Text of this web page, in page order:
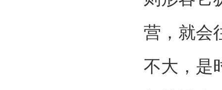
营，就会
不大，是